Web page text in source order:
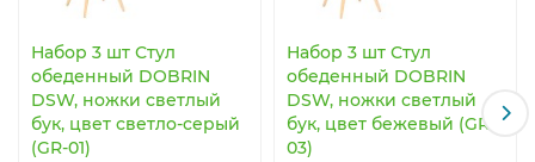
Набор 3 шт Стул
обеденный DOBRIN
DSW, ножки светлый
бук, цвет светло-серый
(GR-01)
Набор 3 шт Стул
обеденный DOBRIN
DSW, ножки светлый
бук, цвет бежевый (GR-
03)